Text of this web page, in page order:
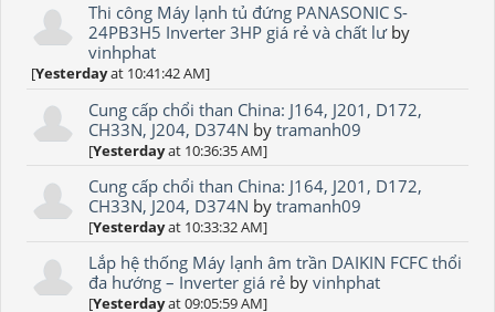
Thi công Máy lạnh tủ đứng PANASONIC S-
24PB3H5 Inverter 3HP giá rẻ và chất lưby
vinhphat
[Yesterdayat 10:41:42 AM]
Cung cấp chổi than China: J164, J201, D172,
CH33N, J204, D374N bytramanh09
[Yesterdayat 10:36:35 AM]
Cung cấp chổi than China: J164, J201, D172,
CH33N, J204, D374N bytramanh09
[Yesterdayat 10:33:32 AM]
Lắp hệ thống Máy lạnh âm trần DAIKIN FCFC thổi
đa hướng – Inverter giá rẻ byvinhphat
[Yesterdayat 09:05:59 AM]